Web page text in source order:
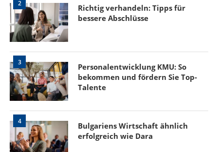
2
Richtig verhandeln: Tipps für
bessere Abschlüsse
3
Personalentwicklung KMU: So
bekommen und fördern Sie Top-
Talente
4
Bulgariens Wirtschaft ähnlich
erfolgreich wie Dara